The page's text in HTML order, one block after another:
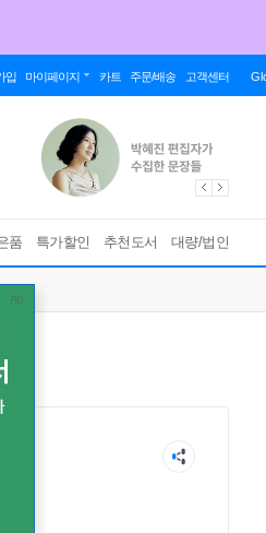
입 마이페이지 카트 주문/배송 고객센터
품 특가할인 추천도서 대량/법인